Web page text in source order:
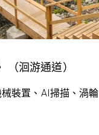
（洄游通道）
裝置、AI掃描、渦輪